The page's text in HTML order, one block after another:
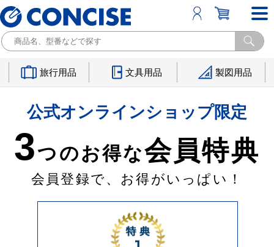
旅行用品 文具用品 製図用品
公式オンラインショップ限定
3つのお得な会員特典
会員登録で、お得がいっぱい！